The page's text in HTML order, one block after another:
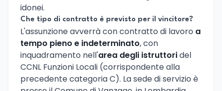
idonei.
Che tipo di contratto è previsto per il vincitore?
L'assunzione avverrà con contratto di lavoro a
tempo pieno e indeterminato, con
inquadramento nell'area degli istruttoridel
CCNL Funzioni Locali (corrispondente alla
precedente categoria C). La sede di servizio è